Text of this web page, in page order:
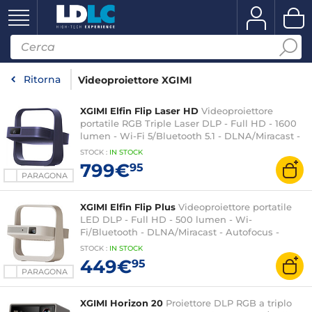
Ritorna Videoproiettore XGIMI
PARAGONA
XGIMI Elfin Flip Laser HD Videoproiettore
portatile RGB Triple Laser DLP - Full HD - 1600
lumen - Wi-Fi 5/Bluetooth 5.1 - DLNA/Miracast -
Autofocus - Google TV - HDMI (eARC)/USB 2.0 -
Audio Harman Kardon 1x 7W Dolby Audio
STOCK : IN STOCK
799€95
PARAGONA
XGIMI Elfin Flip Plus Videoproiettore portatile
LED DLP - Full HD - 500 lumen - Wi-
Fi/Bluetooth - DLNA/Miracast - Autofocus -
Google TV - HDMI (ARC)/USB - Audio 2x 3W
Dolby Audio
STOCK : IN STOCK
449€95
XGIMI Horizon 20 Proiettore DLP RGB a triplo